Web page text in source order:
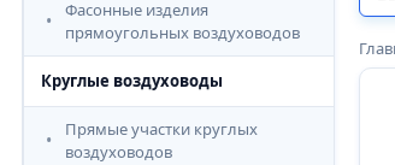
Фасонные изделия
прямоугольных воздуховодов
Круглые воздуховоды
Прямые участки круглых
воздуховодов